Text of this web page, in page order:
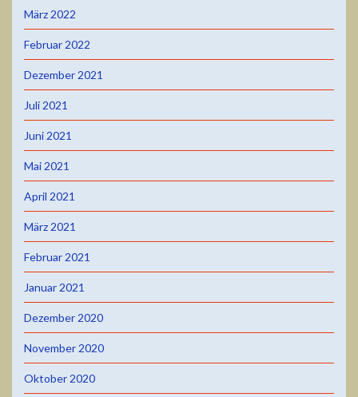
März 2022
Februar 2022
Dezember 2021
Juli 2021
Juni 2021
Mai 2021
April 2021
März 2021
Februar 2021
Januar 2021
Dezember 2020
November 2020
Oktober 2020